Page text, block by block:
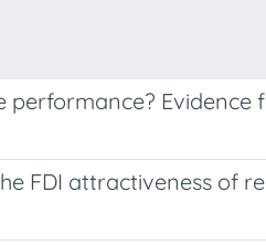
Evidence
FDI attractiveness of